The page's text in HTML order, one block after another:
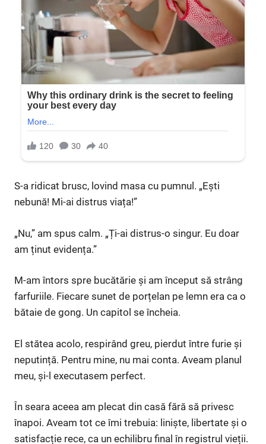
S-a ridicat brusc, lovind masa cu pumnul. „Ești
nebună! Mi-ai distrus viața!”
„Nu,” am spus calm. „Ți-ai distrus-o singur. Eu doar
am ținut evidența.”
M-am întors spre bucătărie și am început să strâng
farfuriile. Fiecare sunet de porțelan pe lemn era ca o
bătaie de gong. Un capitol se încheia.
El stătea acolo, respirând greu, pierdut între furie și
neputință. Pentru mine, nu mai conta. Aveam planul
meu, și-l executasem perfect.
În seara aceea am plecat din casă fără să privesc
înapoi. Aveam tot ce îmi trebuia: liniște, libertate și o
satisfacție rece, ca un echilibru final în registrul vieții.